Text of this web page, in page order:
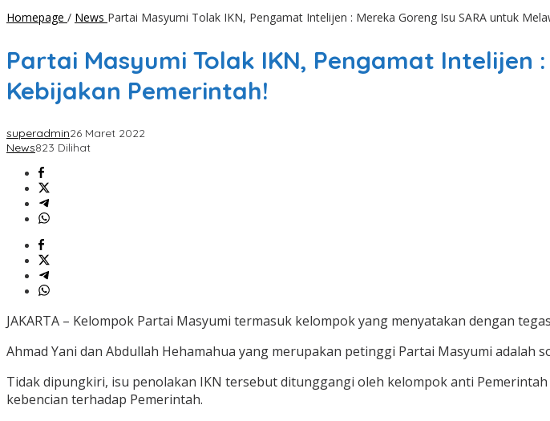
Homepage / News Partai Masyumi Tolak IKN, Pengamat Intelijen : Mereka Goreng Isu SARA untuk
Partai Masyumi Tolak IKN, Pengamat Intelijen
Kebijakan Pemerintah!
superadmin26 Maret 2022
News823 Dilihat
JAKARTA – Kelompok Partai Masyumi termasuk kelompok yang menyatakan dengan
Ahmad Yani dan Abdullah Hehamahua yang merupakan petinggi Partai Masyumi
Tidak dipungkiri, isu penolakan IKN tersebut ditunggangi oleh kelompok anti
kebencian terhadap Pemerintah.